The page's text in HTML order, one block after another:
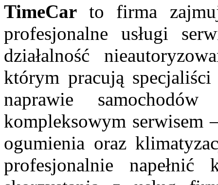
TimeCar to firma
profesjonalne usługi
działalność
którym pracują
naprawie
kompleksowym serwisem
ogumienia oraz
profesjonalnie